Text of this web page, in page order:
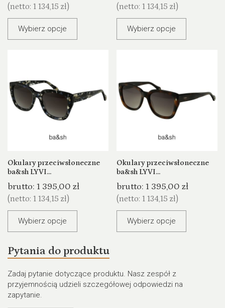
(netto: 1 134,15 zł)
Wybierz opcje
(netto: 1 134,15 zł)
Wybierz opcje
Okulary przeciwsłoneczne
ba&sh LYVI...
brutto: 1 395,00 zł
(netto: 1 134,15 zł)
Wybierz opcje
Okulary przeciwsłoneczne
ba&sh LYVI...
brutto: 1 395,00 zł
(netto: 1 134,15 zł)
Wybierz opcje
Pytania do produktu
Zadaj pytanie dotyczące produktu. Nasz zespół z
przyjemnością udzieli szczegółowej odpowiedzi na
zapytanie.